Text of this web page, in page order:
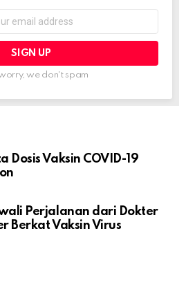
we don't spam
Dosis Vaksin COVID-19
Perjalanan dari Dokter
Berkat Vaksin Virus